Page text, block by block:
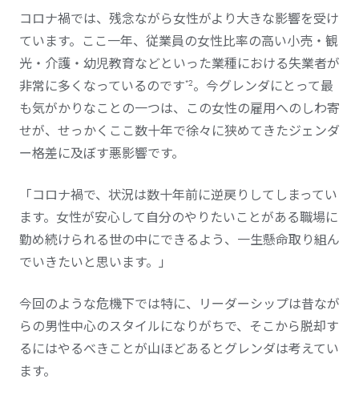
コロナ禍では、残念ながら女性がより大きな影響を受け
ています。ここ一年、従業員の女性比率の高い小売・観
光・介護・幼児教育などといった業種における失業者が
非常に多くなっているのです*2。今グレンダにとって最
も気がかりなことの一つは、この女性の雇用へのしわ寄
せが、せっかくここ数十年で徐々に狭めてきたジェンダ
ー格差に及ぼす悪影響です。
「コロナ禍で、状況は数十年前に逆戻りしてしまってい
ます。女性が安心して自分のやりたいことがある職場に
勤め続けられる世の中にできるよう、一生懸命取り組ん
でいきたいと思います。」
今回のような危機下では特に、リーダーシップは昔なが
らの男性中心のスタイルになりがちで、そこから脱却す
るにはやるべきことが山ほどあるとグレンダは考えてい
ます。